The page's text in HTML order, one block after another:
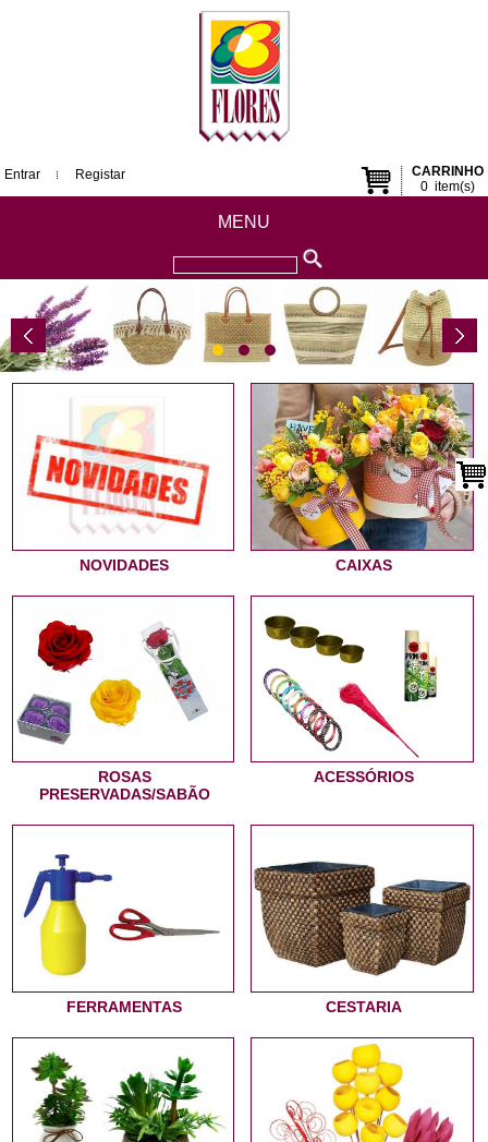
CARRINHO
0item(s)
Entrar Registar
MENU
NOVIDADES CAIXAS
ROSAS
PRESERVADAS/SABÃO
ACESSÓRIOS
FERRAMENTAS CESTARIA